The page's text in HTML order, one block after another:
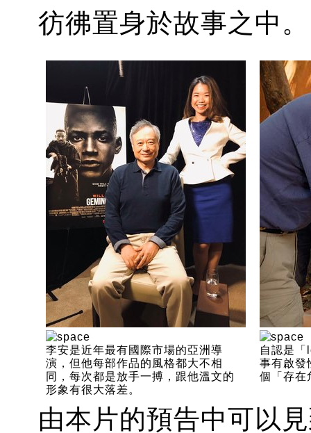
彷彿置身於故事之中
李安是近年最有國際市場的亞洲導
演，但他每部作品的風格都大不相
同，每次都是放手一搏，跟他溫文的
形象有很大落差。
自認是
事有啟發
個「存在
由本片的預告中可以